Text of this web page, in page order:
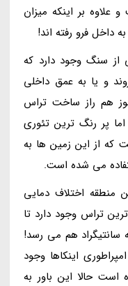
علاوه بر اینکه میزان
از سنگ وجود دارد که
و یا به عمق داخلی
هم راز ساخت تراس
پر رنگ ترین تئوری
که از این زمین ها به
می شده است.
اختلاف دمایی
تراس وجود دارد تا
این اختلاف به 15 درجه سانتیگراد هم می رسد!
اینکاها وجود
است حالا این باور به